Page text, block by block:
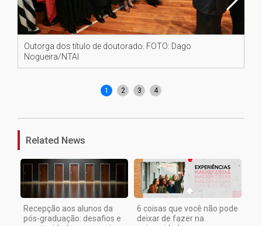
Outorga dos título de doutorado. FOTO: Dago
Nogueira/NTAI
1 2 3 4
Related News
Recepção aos alunos da
pós-graduação: desafios e
6 coisas que você não pode
deixar de fazer na